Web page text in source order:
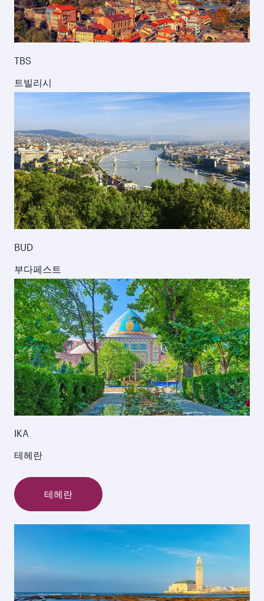
TBS
트빌리시
BUD
부다페스트
IKA
테헤란
테헤란